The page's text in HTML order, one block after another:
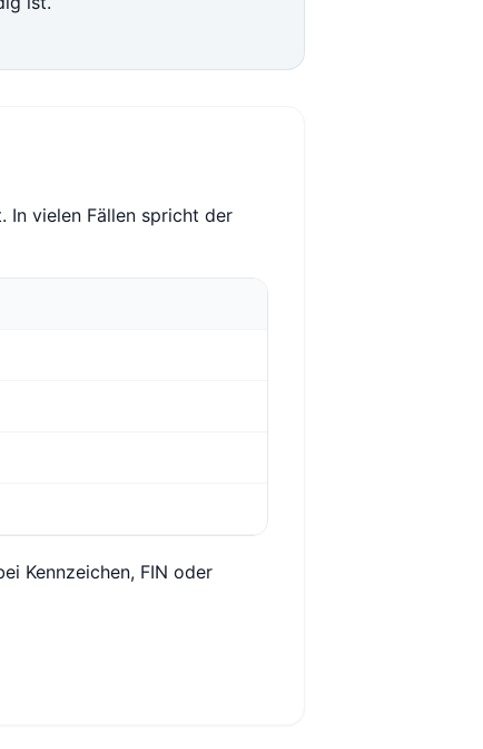
In vielen Fällen spricht der
Kennzeichen, FIN oder